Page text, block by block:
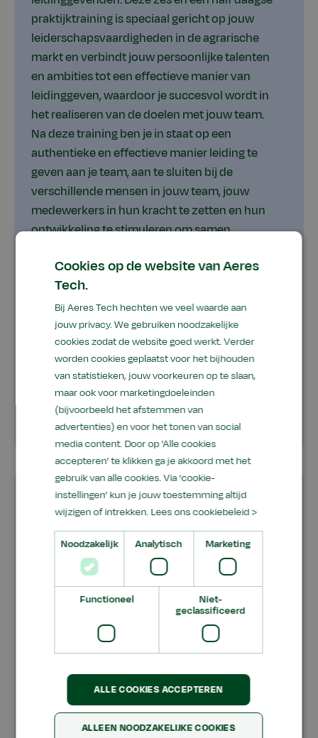
praktijktraining is speciaal gericht op jouw
leiderschapsvaardigheden in de agrarische
markt en verbindt jouw persoonlijke talenten
en ambities tot een effectieve manier van
leidinggeven, waardoor je succesvol wordt in
het realiseren van de doelen met jouw team.
Na deze training ben je in staat op een
authentieke en effectieve manier leiding te
geven aan je team, aan te sluiten bij de
verschillende mensen in jouw team, jouw
medewerkers in hun kracht te zetten en hun
ontwikkeling te stimuleren om samen
doelen te realiseren.
EducationLocation
VMR Partners EducationPrice
€ 4.980,00
Startdata
Plaatsen
beschikbaar
Dinsdag 20 oktober 2026
Plaatsen
beschikbaar
nog 10 plaatsen
SKL Keurmeester spuitapparatuur
tuinbouw
Deze vernieuwde training is de vervanger van
de trainingen ‘Keurmeester
boomgaardspuiten’ en ‘Keurmeester
Cookies op de website van Aeres
Tech.
Bij Aeres Tech hechten we veel waarde aan
jouw privacy. We gebruiken noodzakelijke
cookies zodat de website goed werkt. Verder
worden cookies geplaatst voor het bijhouden
van statistieken, jouw voorkeuren op te slaan,
maar ook voor marketingdoeleinden
(bijvoorbeeld het afstemmen van
advertenties) en voor het tonen van social
media content. Door op 'Alle cookies
accepteren' te klikken ga je akkoord met het
gebruik van alle cookies. Via ‘cookie-
instellingen’ kun je jouw toestemming altijd
wijzigen of intrekken. Lees ons cookiebeleid >
Noodzakelijk Analytisch Marketing
Functioneel
Niet-
geclassificeerd
ALLE COOKIES ACCEPTEREN
ALLEEN NOODZAKELIJKE COOKIES